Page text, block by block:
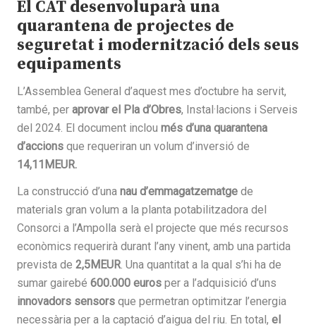
El CAT desenvoluparà una
quarantena de projectes de
seguretat i modernització dels seus
equipaments
L’Assemblea General d’aquest mes d’octubre ha servit,
també, per aprovar el Pla d’Obres, Instal·lacions i Serveis
del 2024. El document inclou més d’una quarantena
d’accions que requeriran un volum d’inversió de
14,11MEUR.
La construcció d’una nau d’emmagatzematge de
materials gran volum a la planta potabilitzadora del
Consorci a l’Ampolla serà el projecte que més recursos
econòmics requerirà durant l’any vinent, amb una partida
prevista de 2,5MEUR. Una quantitat a la qual s’hi ha de
sumar gairebé 600.000 euros per a l’adquisició d’uns
innovadors sensors que permetran optimitzar l’energia
necessària per a la captació d’aigua del riu. En total, el